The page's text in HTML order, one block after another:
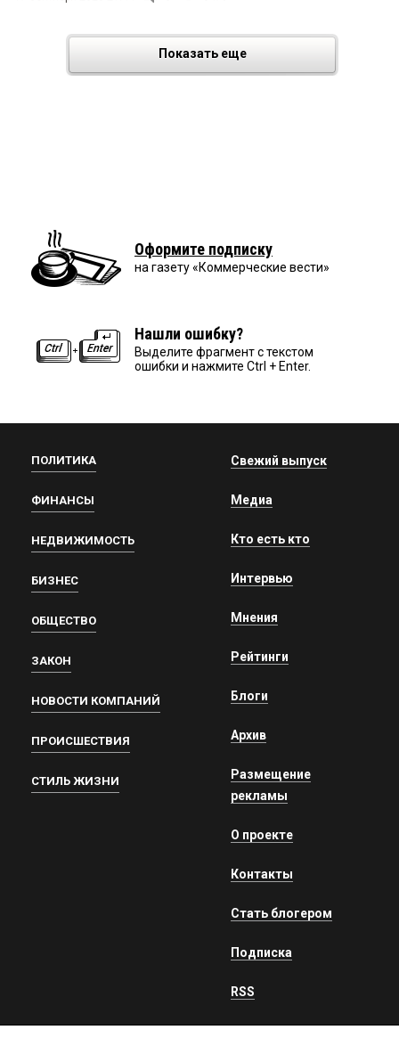
Показать еще
Оформите подписку
на газету «Коммерческие вести»
Нашли ошибку?
Выделите фрагмент с текстом
ошибки и нажмите Ctrl + Enter.
ПОЛИТИКА
ФИНАНСЫ
НЕДВИЖИМОСТЬ
БИЗНЕС
ОБЩЕСТВО
ЗАКОН
НОВОСТИ КОМПАНИЙ
ПРОИСШЕСТВИЯ
СТИЛЬ ЖИЗНИ
Свежий выпуск
Медиа
Кто есть кто
Интервью
Мнения
Рейтинги
Блоги
Архив
Размещение
рекламы
О проекте
Контакты
Стать блогером
Подписка
RSS